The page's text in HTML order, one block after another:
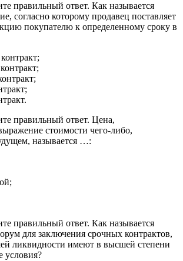
правильный ответ. Как называется
согласно которому продавец поставляет
покупателю к определенному сроку в
правильный ответ. Цена,
стоимости чего-либо,
называется …:
правильный ответ. Как называется
для заключения срочных контрактов,
ликвидности имеют в высшей степени
условия?